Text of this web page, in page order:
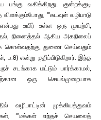
பங்கு வகிக்கிறது. குன்றக்குடி
“‘கடவுள் வழிபாடு
உயிர் உள்ள ஒரு முயற்சி,
நினைத்தல் ஆகிய அகநிலைப்
கொள்வதற்கு, துணை செய்வதும்
என்று குறிப்பிடுகிறார். இந்த
சடங்காக மட்டும் பார்க்காமல்,
ஒரு செயல்முறையாக
வழிபாட்டின் முக்கியத்துவம்
“‘மக்கள் எந்தச் செயலைத்